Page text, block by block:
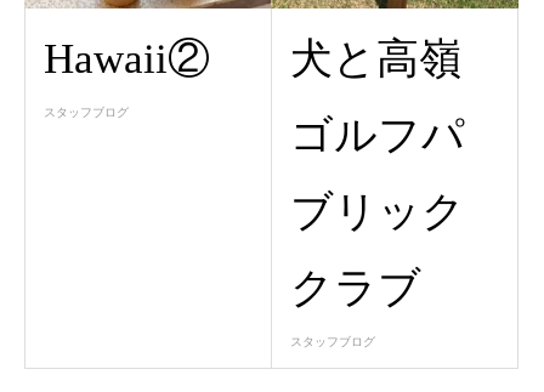
Hawaii②
スタッフブログ
犬と高嶺
ゴルフパ
ブリック
クラブ
スタッフブログ